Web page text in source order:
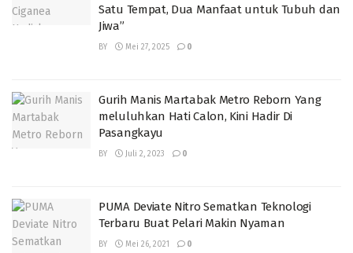
Satu Tempat, Dua Manfaat untuk Tubuh dan
Jiwa”
BY Mei 27, 2025 0
Gurih Manis Martabak Metro Reborn Yang
meluluhkan Hati Calon, Kini Hadir Di
Pasangkayu
BY Juli 2, 2023 0
PUMA Deviate Nitro Sematkan Teknologi
Terbaru Buat Pelari Makin Nyaman
BY Mei 26, 2021 0